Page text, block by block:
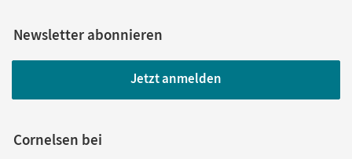
Newsletter abonnieren
Jetzt anmelden
Cornelsen bei